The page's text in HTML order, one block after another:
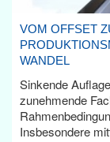
VOM OFFSET
WANDEL
Sinkende
zunehmende
Insbesondere